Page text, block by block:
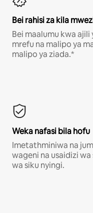
Bei rahisi za kila
Bei maalumu kwa
mrefu na malipo ya
malipo ya ziada.*
Weka nafasi bila hofu
Imetathminiwa na
wageni na usaidizi
wa siku nyingi.